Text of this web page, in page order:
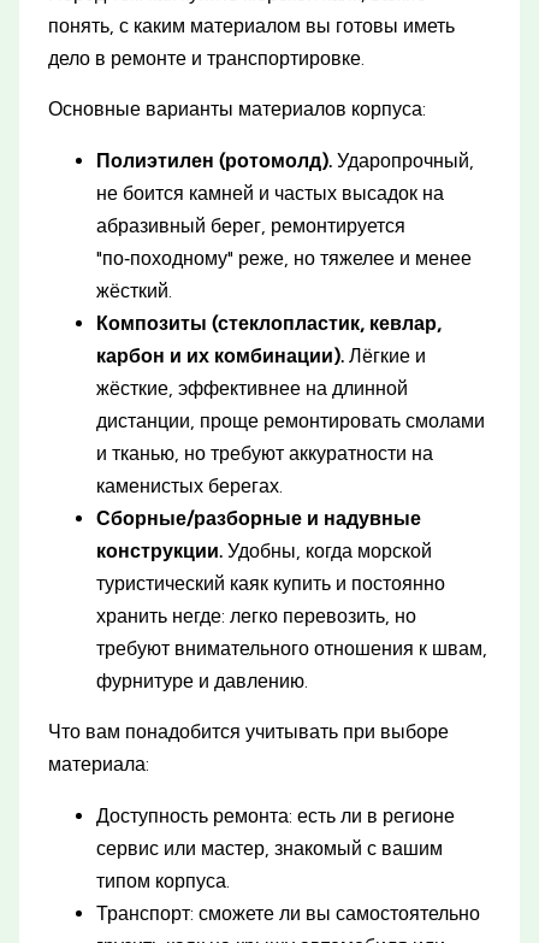
понять, с каким материалом вы готовы иметь
дело в ремонте и транспортировке.
Основные варианты материалов корпуса:
Полиэтилен (ротомолд). Ударопрочный,
не боится камней и частых высадок на
абразивный берег, ремонтируется
"по‑походному" реже, но тяжелее и менее
жёсткий.
Композиты (стеклопластик, кевлар,
карбон и их комбинации). Лёгкие и
жёсткие, эффективнее на длинной
дистанции, проще ремонтировать смолами
и тканью, но требуют аккуратности на
каменистых берегах.
Сборные/разборные и надувные
конструкции. Удобны, когда морской
туристический каяк купить и постоянно
хранить негде: легко перевозить, но
требуют внимательного отношения к швам,
фурнитуре и давлению.
Что вам понадобится учитывать при выборе
материала:
Доступность ремонта: есть ли в регионе
сервис или мастер, знакомый с вашим
типом корпуса.
Транспорт: сможете ли вы самостоятельно